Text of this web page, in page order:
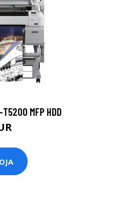
T5200 MFP HDD